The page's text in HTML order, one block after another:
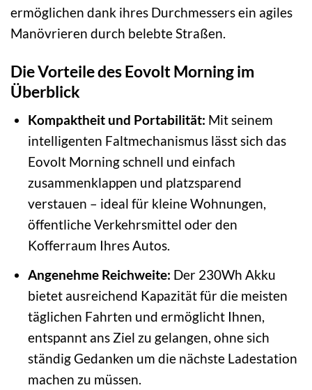
ermöglichen dank ihres Durchmessers ein agiles
Manövrieren durch belebte Straßen.
Die Vorteile des Eovolt Morning im
Überblick
Kompaktheit und Portabilität: Mit seinem
intelligenten Faltmechanismus lässt sich das
Eovolt Morning schnell und einfach
zusammenklappen und platzsparend
verstauen – ideal für kleine Wohnungen,
öffentliche Verkehrsmittel oder den
Kofferraum Ihres Autos.
Angenehme Reichweite: Der 230Wh Akku
bietet ausreichend Kapazität für die meisten
täglichen Fahrten und ermöglicht Ihnen,
entspannt ans Ziel zu gelangen, ohne sich
ständig Gedanken um die nächste Ladestation
machen zu müssen.